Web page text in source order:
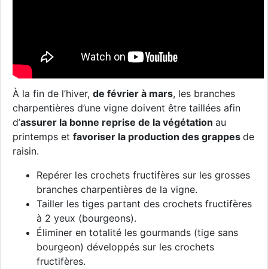
À la fin de l’hiver, de février à mars, les branches
charpentières d’une vigne doivent être taillées afin
d’assurer la bonne reprise de la végétation au
printemps et favoriser la production des grappes de
raisin.
Repérer les crochets fructifères sur les grosses
branches charpentières de la vigne.
Tailler les tiges partant des crochets fructifères
à 2 yeux (bourgeons).
Éliminer en totalité les gourmands (tige sans
bourgeon) développés sur les crochets
fructifères.